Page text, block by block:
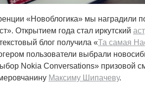
«Новоблогика» мы наградили
Открытием года стал иркутский
блог получила «Та самая
пользователи выбрали
Nokia Conversations» призовой
Максиму Шипачеву.